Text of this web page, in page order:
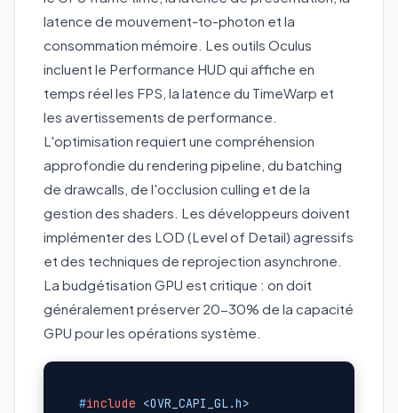
latence de mouvement-to-photon et la
consommation mémoire. Les outils Oculus
incluent le Performance HUD qui affiche en
temps réel les FPS, la latence du TimeWarp et
les avertissements de performance.
L'optimisation requiert une compréhension
approfondie du rendering pipeline, du batching
de drawcalls, de l'occlusion culling et de la
gestion des shaders. Les développeurs doivent
implémenter des LOD (Level of Detail) agressifs
et des techniques de reprojection asynchrone.
La budgétisation GPU est critique : on doit
généralement préserver 20-30% de la capacité
GPU pour les opérations système.
#include <OVR_CAPI_GL.h>